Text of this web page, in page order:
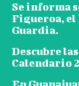
Se informa
Figueroa, el
Guardia.
Descubre
Calendario